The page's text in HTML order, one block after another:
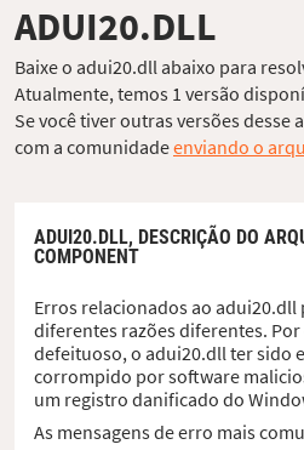
ADUI20.DLL
Baixe o adui20.dll abaixo para
Atualmente, temos 1 versão
Se você tiver outras versões
com a comunidadeenviando o
ADUI20.DLL, DESCRIÇÃO DO
COMPONENT
Erros relacionados ao
diferentes razões diferentes.
defeituoso, o adui20.dll ter sido
corrompido por software
um registro danificado do
As mensagens de erro mais